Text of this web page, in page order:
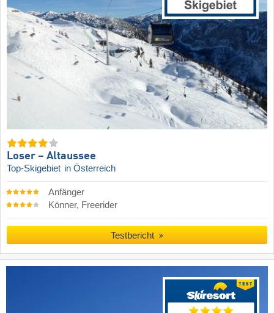
Loser – Altaussee
Top-Skigebiet in Österreich
Anfänger
Könner, Freerider
Testbericht